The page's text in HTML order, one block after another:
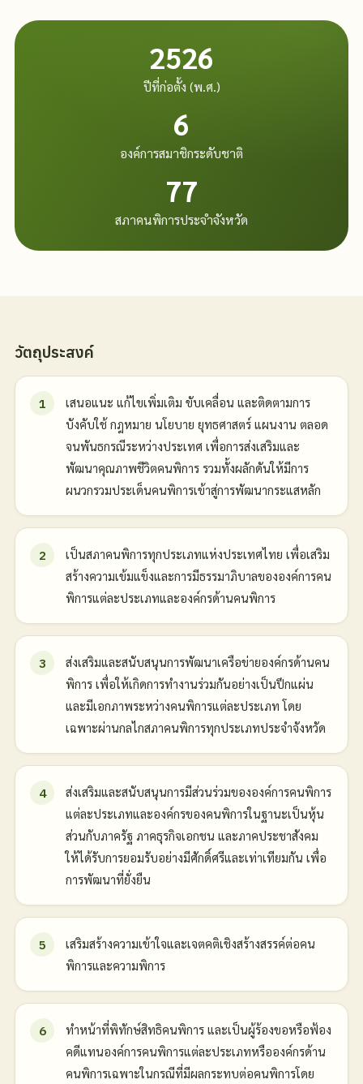
2526
ปีที่ก่อตั้ง (พ.ศ.)
6
องค์การสมาชิกระดับชาติ
77
สภาคนพิการประจำจังหวัด
วัตถุประสงค์
เสนอแนะ แก้ไขเพิ่มเติม ขับเคลื่อน และติดตามการ
บังคับใช้ กฎหมาย นโยบาย ยุทธศาสตร์ แผนงาน ตลอด
จนพันธกรณีระหว่างประเทศ เพื่อการส่งเสริมและ
พัฒนาคุณภาพชีวิตคนพิการ รวมทั้งผลักดันให้มีการ
ผนวกรวมประเด็นคนพิการเข้าสู่การพัฒนากระแสหลัก
เป็นสภาคนพิการทุกประเภทแห่งประเทศไทย เพื่อเสริม
สร้างความเข้มแข็งและการมีธรรมาภิบาลขององค์การคน
พิการแต่ละประเภทและองค์กรด้านคนพิการ
ส่งเสริมและสนับสนุนการพัฒนาเครือข่ายองค์กรด้านคน
พิการ เพื่อให้เกิดการทำงานร่วมกันอย่างเป็นปึกแผ่น
และมีเอกภาพระหว่างคนพิการแต่ละประเภท โดย
เฉพาะผ่านกลไกสภาคนพิการทุกประเภทประจำจังหวัด
ส่งเสริมและสนับสนุนการมีส่วนร่วมขององค์การคนพิการ
แต่ละประเภทและองค์กรของคนพิการในฐานะเป็นหุ้น
ส่วนกับภาครัฐ ภาคธุรกิจเอกชน และภาคประชาสังคม
ให้ได้รับการยอมรับอย่างมีศักดิ์ศรีและเท่าเทียมกัน เพื่อ
การพัฒนาที่ยั่งยืน
เสริมสร้างความเข้าใจและเจตคติเชิงสร้างสรรค์ต่อคน
พิการและความพิการ
ทำหน้าที่พิทักษ์สิทธิคนพิการ และเป็นผู้ร้องขอหรือฟ้อง
คดีแทนองค์การคนพิการแต่ละประเภทหรือองค์กรด้าน
คนพิการเฉพาะในกรณีที่มีผลกระทบต่อคนพิการโดย